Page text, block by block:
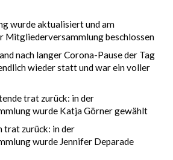
wurde aktualisiert und am
Mitgliederversammlung beschlossen
nach langer Corona-Pause der Tag
wieder statt und war ein voller
trat zurück: in der
wurde Katja Görner gewählt
trat zurück: in der
wurde Jennifer Deparade